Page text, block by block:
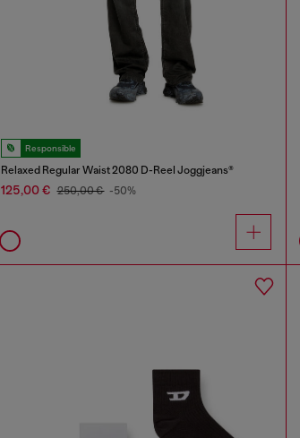
Responsible
Relaxed Regular Waist 2080 D-Reel Joggjeans®
125,00 € 250,00 € -50%